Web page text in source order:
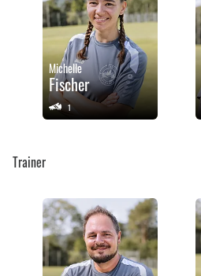
Michelle
Fischer
1
Trainer